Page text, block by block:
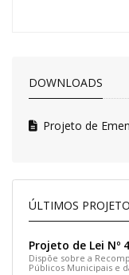
DOWNLOADS
Projeto de
ÚLTIMOS
Projeto de Lei Nº
Dispõe sobre a
Públicos Municipais e